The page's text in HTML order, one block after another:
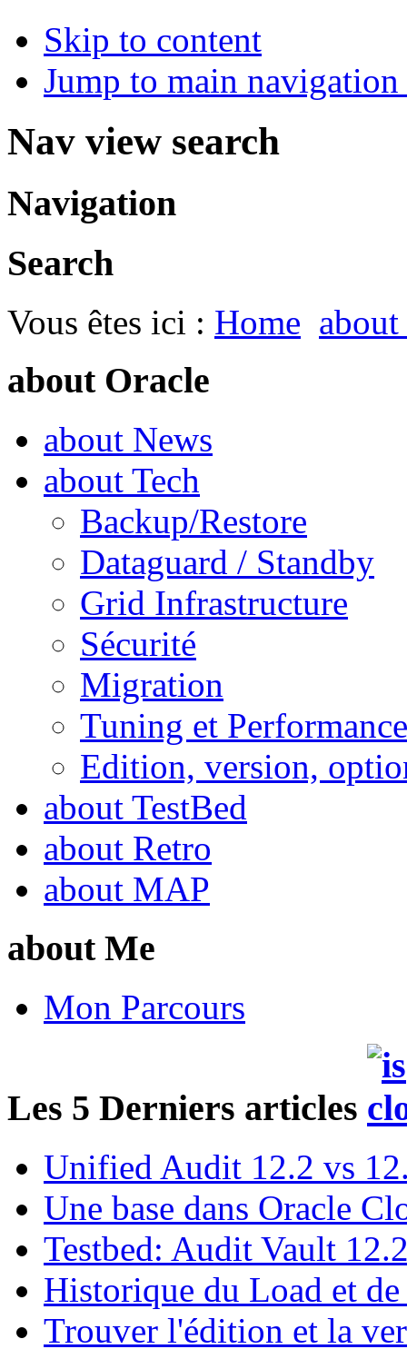
Skip to content
Jump to main
Nav view search
Navigation
Search
Vous êtes ici : Home about
about Oracle
about News
about Tech
Backup/Restore
Dataguard / Standby
Grid Infrastructure
Sécurité
Migration
Tuning et Performance
Edition, version,
about TestBed
about Retro
about MAP
about Me
Mon Parcours
Les 5 Derniers articles
Unified Audit 12.2 vs
Une base dans Oracle
Testbed: Audit Vault
Historique du Load et
Trouver l'édition et la